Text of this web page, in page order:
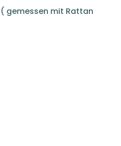
gemessen mit Rattan